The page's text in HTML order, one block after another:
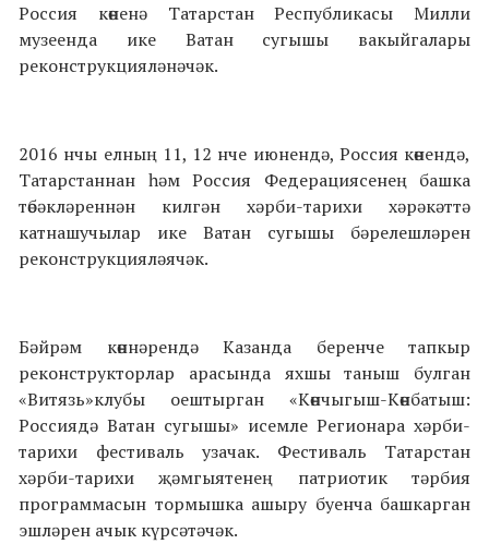
Россия көненә Татарстан Республикасы Милли
музеенда ике Ватан сугышы вакыйгалары
реконструкцияләнәчәк.
2016 нчы елның 11, 12 нче июнендә, Россия көнендә,
Татарстаннан һәм Россия Федерациясенең башка
төбәкләреннән килгән хәрби-тарихи хәрәкәттә
катнашучылар ике Ватан сугышы бәрелешләрен
реконструкцияләячәк.
Бәйрәм көннәрендә Казанда беренче тапкыр
реконструкторлар арасында яхшы таныш булган
«Витязь»клубы оештырган «Көнчыгыш-Көнбатыш:
Россиядә Ватан сугышы» исемле Регионара хәрби-
тарихи фестиваль узачак. Фестиваль Татарстан
хәрби-тарихи җәмгыятенең патриотик тәрбия
программасын тормышка ашыру буенча башкарган
эшләрен ачык күрсәтәчәк.